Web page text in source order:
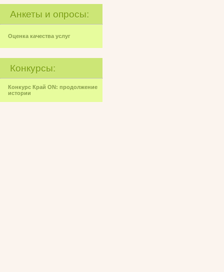
Анкеты и опросы:
Оценка качества услуг
Конкурсы:
Конкурс Край ON: продолжение
истории